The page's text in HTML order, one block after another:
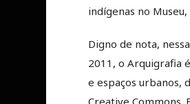
indígenas no
Digno de nota,
2011, o Arquigrafia
e espaços urbanos,